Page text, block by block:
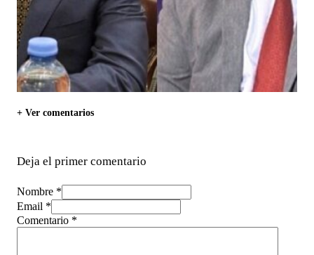
+ Ver comentarios
Deja el primer comentario
Nombre *
Email *
Comentario *